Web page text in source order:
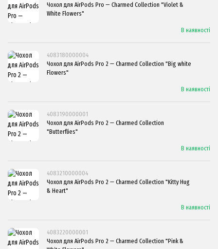
Чохол для AirPods Pro — Charmed Collection "Violet &
White Flowers"
В наявності
4083180000004
Чохол для AirPods Pro 2 — Charmed Collection "Big white
Flowers"
В наявності
4083190000001
Чохол для AirPods Pro 2 — Charmed Collection
"Butterflies"
В наявності
4083210000004
Чохол для AirPods Pro 2 — Charmed Collection "Kitty Hug
& Heart"
В наявності
4083220000001
Чохол для AirPods Pro 2 — Charmed Collection "Pink &